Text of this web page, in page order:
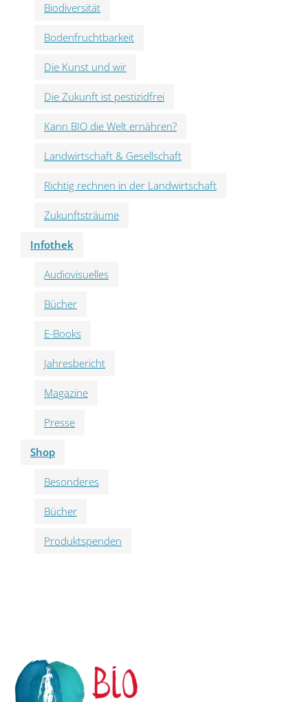
Biodiversität
Bodenfruchtbarkeit
Die Kunst und wir
Die Zukunft ist pestizidfrei
Kann BIO die Welt ernähren?
Landwirtschaft & Gesellschaft
Richtig rechnen in der Landwirtschaft
Zukunftsträume
Infothek
Audiovisuelles
Bücher
E-Books
Jahresbericht
Magazine
Presse
Shop
Besonderes
Bücher
Produktspenden